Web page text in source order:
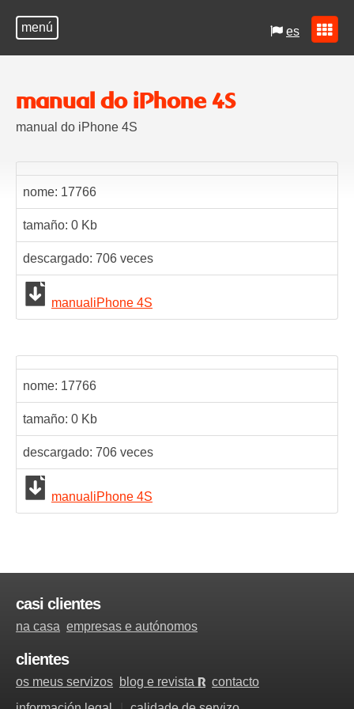
menú es
manual do iPhone 4S
manual do iPhone 4S
nome: 17766
tamaño: 0 Kb
descargado: 706 veces
manualiPhone 4S
nome: 17766
tamaño: 0 Kb
descargado: 706 veces
manualiPhone 4S
casi clientes
na casa empresas e autónomos
clientes
os meus servizos blog e revista R contacto